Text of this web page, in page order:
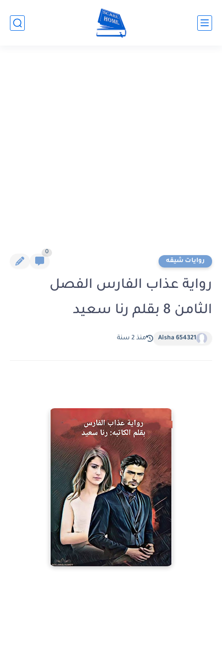
روايات شيقه
0
رواية عذاب الفارس الفصل
الثامن 8 بقلم رنا سعيد
Aisha 654321 منذ 2 سنة